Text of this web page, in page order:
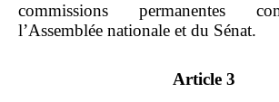
commissions permanentes
l’Assemblée nationale et du Sénat.
Article 3